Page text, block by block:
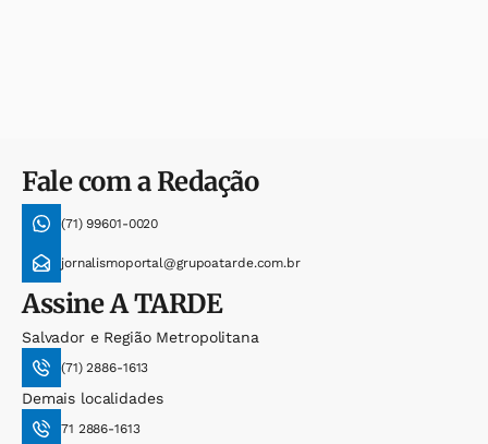
Fale com a Redação
(71) 99601-0020
jornalismoportal@grupoatarde.com.br
AssineA TARDE
Salvador e Região Metropolitana
(71) 2886-1613
Demais localidades
71 2886-1613